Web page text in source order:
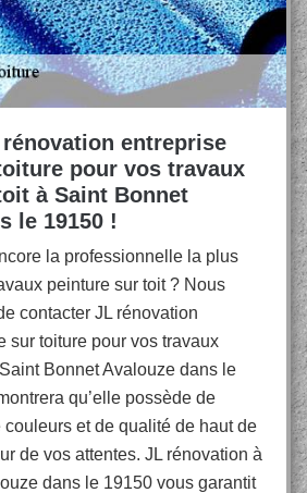
entreprise
pour vos travaux
à Saint Bonnet
le 19150 !
la professionnelle la plus
peinture sur toit ? Nous
contacter JL rénovation
sur toiture pour vos travaux
Bonnet Avalouze dans le
qu’elle possède de
et de qualité de haut de
de vos attentes. JL rénovation à
dans le 19150 vous garantit